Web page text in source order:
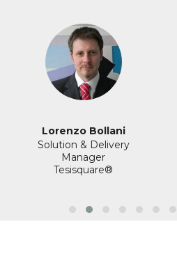
Lorenzo Bollani
Solution & Delivery
Manager
Tesisquare®